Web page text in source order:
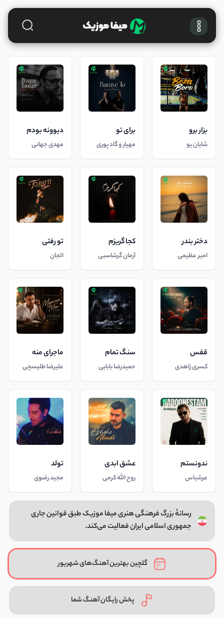
بزار برو
شایان یو
برای تو
مهیار و گاد پوری
دیوونه بودم
مهدی جهانی
دختر بندر
امیر عظیمی
کجا گریزم
آرمان گرشاسبی
تو رفتی
الجان
قفس
کسری زاهدی
سنگ تمام
حمیدرضا بابایی
ماجرای منه
علیرضا طلیسچی
ندونستم
عرشیاس
عشق ابدی
روح الله کرمی
تولد
مجید رضوی
رسانهٔ بزرگ فرهنگی هنری میفا موزیک طبق قوانین جاری
جمهوری اسلامی ایران فعالیت می‌کند.
گلچین بهترین آهنگ‌های شهریور
پخش رایگان آهنگ شما